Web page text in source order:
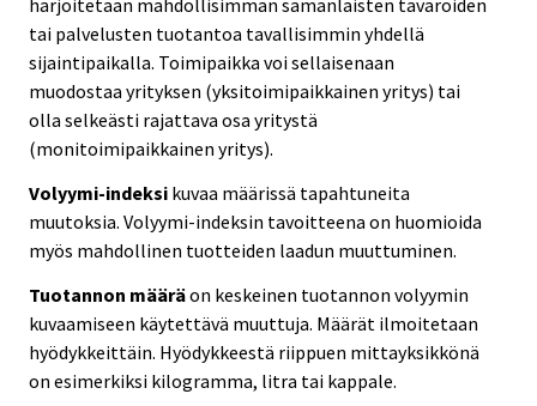
harjoitetaan mahdollisimman samanlaisten tavaroiden
tai palvelusten tuotantoa tavallisimmin yhdellä
sijaintipaikalla. Toimipaikka voi sellaisenaan
muodostaa yrityksen (yksitoimipaikkainen yritys) tai
olla selkeästi rajattava osa yritystä
(monitoimipaikkainen yritys).
Volyymi-indeksi kuvaa määrissä tapahtuneita
muutoksia. Volyymi-indeksin tavoitteena on huomioida
myös mahdollinen tuotteiden laadun muuttuminen.
Tuotannon määräon keskeinen tuotannon volyymin
kuvaamiseen käytettävä muuttuja. Määrät ilmoitetaan
hyödykkeittäin. Hyödykkeestä riippuen mittayksikkönä
on esimerkiksi kilogramma, litra tai kappale.